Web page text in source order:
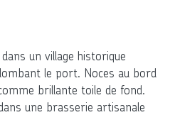
un village historique
le port. Noces au bord
brillante toile de fond.
une brasserie artisanale